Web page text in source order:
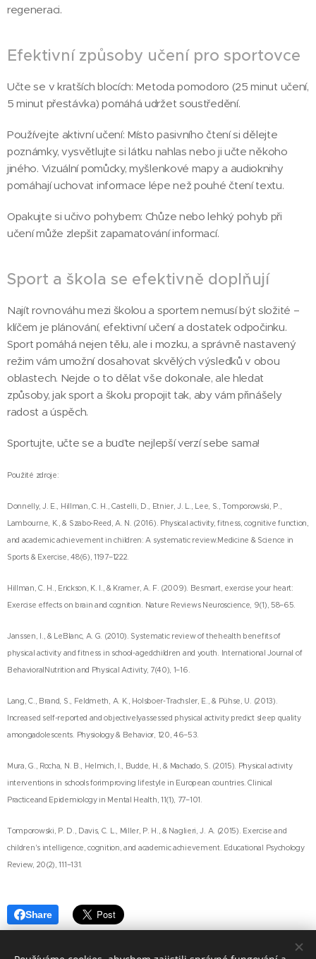
regeneraci.
Efektivní způsoby učení pro sportovce
Učte se v kratších blocích: Metoda pomodoro (25 minut učení,
5 minut přestávka) pomáhá udržet soustředění.
Používejte aktivní učení: Místo pasivního čtení si dělejte
poznámky, vysvětlujte si látku nahlas nebo ji učte někoho
jiného. Vizuální pomůcky, myšlenkové mapy a audioknihy
pomáhají uchovat informace lépe než pouhé čtení textu.
Opakujte si učivo pohybem: Chůze nebo lehký pohyb při
učení může zlepšit zapamatování informací.
Sport a škola se efektivně doplňují
Najít rovnováhu mezi školou a sportem nemusí být složité –
klíčem je plánování, efektivní učení a dostatek odpočinku.
Sport pomáhá nejen tělu, ale i mozku, a správně nastavený
režim vám umožní dosahovat skvělých výsledků v obou
oblastech. Nejde o to dělat vše dokonale, ale hledat
způsoby, jak sport a školu propojit tak, aby vám přinášely
radost a úspěch.
Sportujte, učte se a buďte nejlepší verzí sebe sama!
Použité zdroje:
Donnelly, J. E., Hillman, C. H., Castelli, D., Etnier, J. L., Lee, S., Tomporowski, P.,
Lambourne, K., & Szabo-Reed, A. N. (2016). Physical activity, fitness, cognitive function,
and academic achievement in children: A systematic review.Medicine & Science in
Sports & Exercise, 48(6), 1197–1222.
Hillman, C. H., Erickson, K. I., & Kramer, A. F. (2009). Besmart, exercise your heart:
Exercise effects on brain and cognition. Nature Reviews Neuroscience, 9(1), 58–65.
Janssen, I., & LeBlanc, A. G. (2010). Systematic review of thehealth benefits of
physical activity and fitness in school-agedchildren and youth. International Journal of
BehavioralNutrition and Physical Activity, 7(40), 1–16.
Lang, C., Brand, S., Feldmeth, A. K., Holsboer-Trachsler, E., & Pühse, U. (2013).
Increased self-reported and objectivelyassessed physical activity predict sleep quality
amongadolescents. Physiology & Behavior, 120, 46–53.
Mura, G., Rocha, N. B., Helmich, I., Budde, H., & Machado, S. (2015). Physical activity
interventions in schools forimproving lifestyle in European countries. Clinical
Practiceand Epidemiology in Mental Health, 11(1), 77–101.
Tomporowski, P. D., Davis, C. L., Miller, P. H., & Naglieri, J. A. (2015). Exercise and
children's intelligence, cognition, and academic achievement. Educational Psychology
Review, 20(2), 111–131.
Share